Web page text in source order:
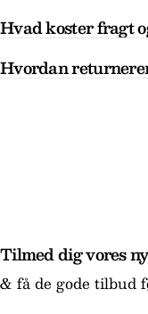
Hvad koster fragt
Hvordan
Tilmed dig vores
& få de gode tilbud